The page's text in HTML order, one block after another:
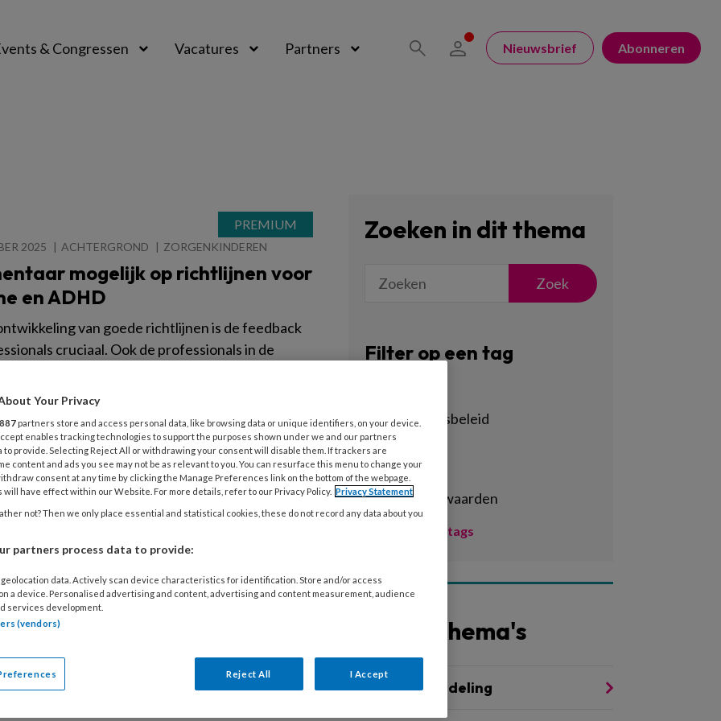
& Congressen Vacatures Partners Nieuwsbrief Abonneren
2025 ACHTERGROND ZORGENKINDEREN
mogelijk op richtlijnen voor
en ADHD
van goede richtlijnen is de feedback
cruciaal. Ook de professionals in de
jij bent belangrijk om signalen van autisme en
2025 ACHTERGROND ZORGENKINDEREN
kind niet meekomt in de
worden benadeeld door het systeem van
Batstra in haar Mulock Houwer lezing. Zij pleit
oplossingen voor gedrag te zoeken in de
Zoeken in dit thema
Zoek
Filter op een tag
achterstandsbeleid
activiteiten
adhd
arbeidsvoorwaarden
Toon meer tags
Andere thema's
Kindermishandeling
Your Privacy
887 partners store and access personal data, like browsing data or unique identifiers, on your device.
enables tracking technologies to support the purposes shown under we and our partners
to provide. Selecting Reject All or withdrawing your consent will disable them. If trackers are
content and ads you see may not be as relevant to you. You can resurface this menu to change your
consent at any time by clicking the Manage Preferences link on the bottom of the webpage.
will have effect within our Website. For more details, refer to our Privacy Policy. Privacy Statement
not? Then we only place essential and statistical cookies, these do not record any data about you
partners process data to provide:
data. Actively scan device characteristics for identification. Store and/or access
a device. Personalised advertising and content, advertising and content measurement, audience
services development.
(vendors)
Reject All I Accept